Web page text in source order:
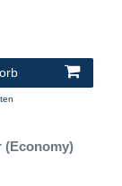
(Economy)